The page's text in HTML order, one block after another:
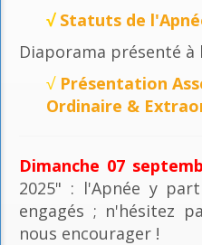
√ Statuts de
Diaporama présenté à
√ Présentation
Ordinaire &
Dimanche 07
2025" : l'Apnée y
engagés ; n'hésitez
nous encourager !